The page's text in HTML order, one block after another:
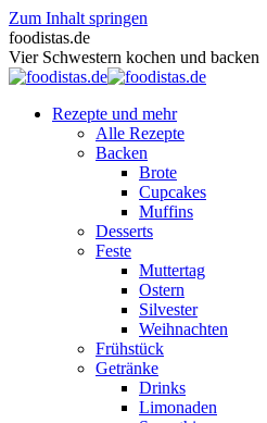
Zum Inhalt springen
foodistas.de
Vier Schwestern kochen und backen
Rezepte und mehr
Alle Rezepte
Backen
Brote
Cupcakes
Muffins
Desserts
Feste
Muttertag
Ostern
Silvester
Weihnachten
Frühstück
Getränke
Drinks
Limonaden